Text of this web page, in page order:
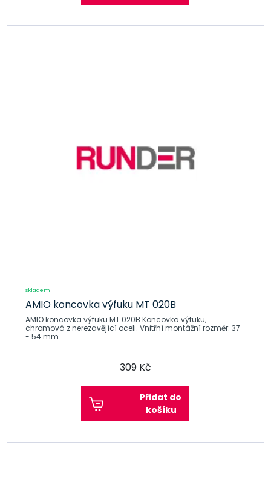
skladem
AMIO koncovka výfuku MT 020B
AMIO koncovka výfuku MT 020B Koncovka výfuku,
chromová z nerezavějící oceli. Vnitřní montážní rozměr: 37
- 54 mm
309 Kč
Přidat do
košíku